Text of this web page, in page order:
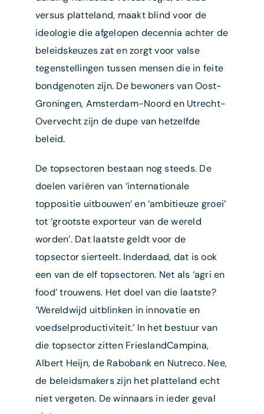
versus platteland, maakt blind voor de
ideologie die afgelopen decennia achter de
beleidskeuzes zat en zorgt voor valse
tegenstellingen tussen mensen die in feite
bondgenoten zijn. De bewoners van Oost-
Groningen, Amsterdam-Noord en Utrecht-
Overvecht zijn de dupe van hetzelfde
beleid.
De topsectoren bestaan nog steeds. De
doelen variëren van ‘internationale
toppositie uitbouwen’ en ‘ambitieuze groei’
tot ‘grootste exporteur van de wereld
worden’. Dat laatste geldt voor de
topsector sierteelt. Inderdaad, dat is ook
een van de elf topsectoren. Net als ‘agri en
food’ trouwens. Het doel van die laatste?
‘Wereldwijd uitblinken in innovatie en
voedselproductiviteit.’ In het bestuur van
die topsector zitten FrieslandCampina,
Albert Heijn, de Rabobank en Nutreco. Nee,
de beleidsmakers zijn het platteland echt
niet vergeten. De winnaars in ieder geval